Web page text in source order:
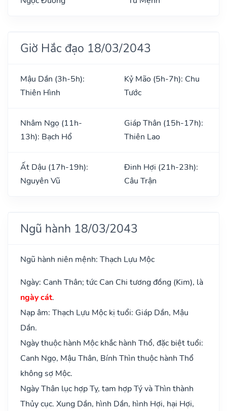
Giờ Hắc đạo 18/03/2043
Mậu Dần (3h-5h):
Thiên Hình
Kỷ Mão (5h-7h): Chu
Tước
Nhâm Ngọ (11h-
13h): Bạch Hổ
Giáp Thân (15h-17h):
Thiên Lao
Ất Dậu (17h-19h):
Nguyên Vũ
Đinh Hợi (21h-23h):
Câu Trận
Ngũ hành 18/03/2043
Ngũ hành niên mệnh: Thạch Lựu Mộc
Ngày: Canh Thân; tức Can Chi tương đồng (Kim), là
ngày cát.
Nạp âm: Thạch Lựu Mộc kị tuổi: Giáp Dần, Mậu
Dần.
Ngày thuộc hành Mộc khắc hành Thổ, đặc biệt tuổi:
Canh Ngọ, Mậu Thân, Bính Thìn thuộc hành Thổ
không sợ Mộc.
Ngày Thân lục hợp Tỵ, tam hợp Tý và Thìn thành
Thủy cục. Xung Dần, hình Dần, hình Hợi, hại Hợi,